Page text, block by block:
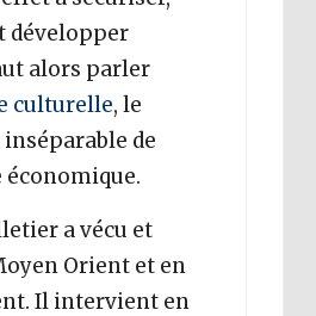
développer
alors parler
culturelle, le
de
a vécu et
Orient et en
Il intervient en